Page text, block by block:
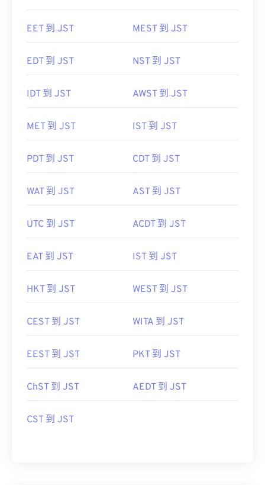
EET 到 JST MEST 到 JST
EDT 到 JST NST 到 JST
IDT 到 JST AWST 到 JST
MET 到 JST IST 到 JST
PDT 到 JST CDT 到 JST
WAT 到 JST AST 到 JST
UTC 到 JST ACDT 到 JST
EAT 到 JST IST 到 JST
HKT 到 JST WEST 到 JST
CEST 到 JST WITA 到 JST
EEST 到 JST PKT 到 JST
ChST 到 JST AEDT 到 JST
CST 到 JST